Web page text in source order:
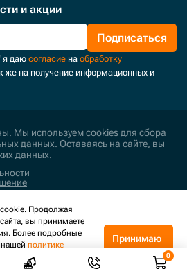
и акции
Подписаться
я даю согласие на обработку
же на получение информационных и
Мы используем cookies для сбора
данных. Оставаясь на сайте, вы
данных.
данных
Продолжая
вы принимаете
Более подробные
нашей политике
.
Принимаю